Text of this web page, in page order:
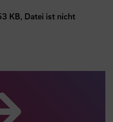
KB, Datei ist nicht